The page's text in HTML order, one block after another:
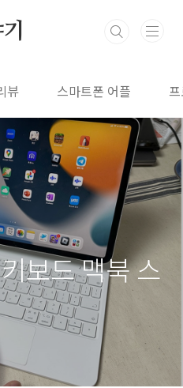
뷰 스마트폰 어플
보드 맥북 스